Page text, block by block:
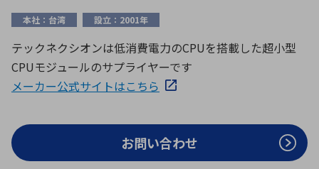
ロボティクス（AI）
データセンタ・クラウド
ミリ波レーダー
品質管理・検査
接着・接合
製品製造・加工
民生
ICTソリューション
レーザー・光学部品
特定用途向け・その他 サービス
A B
E
F G
H
I
J
Q
R S
T
V W
本社：台湾 設立：2001年
テックネクシオンは低消費電力のCPUを搭載した超小型
CPUモジュールのサプライヤーです
メーカー公式サイトはこちら
お問い合わせ